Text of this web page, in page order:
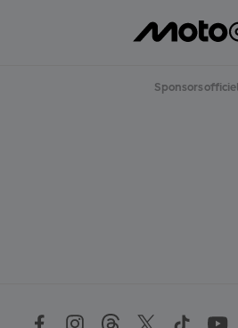
Sponsors